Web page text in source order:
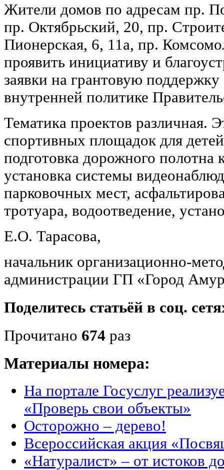
Жители домов по адресам пр.
пр. Октябрьский, 20, пр.
Пионерская, 6, 11а, пр.
проявить инициативу и
заявки на грантовую
внутренней политике
Тематика проектов различная.
спортивных площадок для
подготовка дорожного полотна
установка системы
парковочных мест,
тротуара, водоотведение,
Е.О. Тарасова,
начальник организационно-
администрации ГП «Город
Поделитесь статьёй в соц.
Прочитано 674 раз
Материалы номера:
На портале Госуслуг
«Проверь свои объекты»
Осторожно – дерево!
Всероссийская акция
«Натуралист» – от истоков